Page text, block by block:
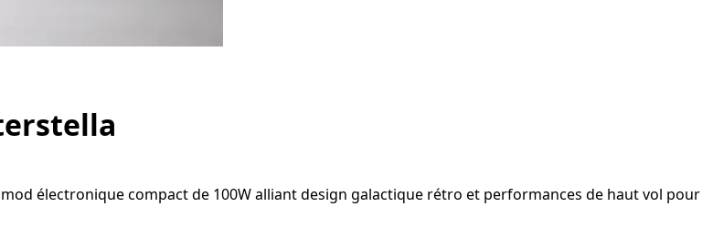
électronique compact de 100W alliant design galactique rétro et performances de haut vol pour